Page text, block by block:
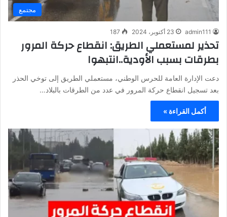
مجتمع
admin111 23 أكتوبر، 2024 187
تحذير لمستعملي الطريق: انقطاع حركة المرور
بطرقات بسبب الأودية..انتبهوا
دعت الإدارة العامة للحرس الوطني، مستعملي الطريق إلى توخي الحذر
بعد تسجيل انقطاع حركة المرور في عدد من الطرقات بالبلاد…
أكمل القراءة »